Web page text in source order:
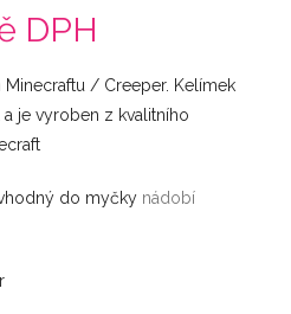
DPH
Minecraftu / Creeper. Kelímek
je vyroben z kvalitního
do myčky nádobí